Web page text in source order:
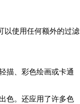
以使用任何额外的过滤
描、彩色绘画或卡通
色。还应用了许多色